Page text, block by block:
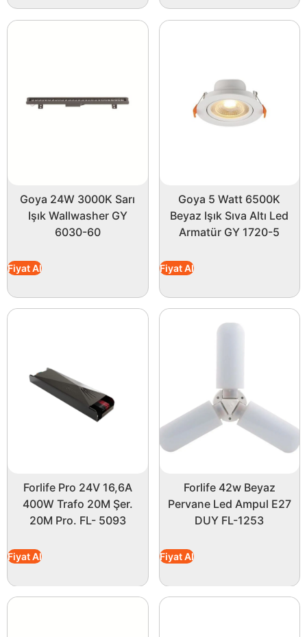
Goya 24W 3000K Sarı
Işık Wallwasher GY
6030-60
Fiyat Al
Goya 5 Watt 6500K
Beyaz Işık Sıva Altı Led
Armatür GY 1720-5
Fiyat Al
Forlife Pro 24V 16,6A
400W Trafo 20M Şer.
20M Pro. FL- 5093
Fiyat Al
Forlife 42w Beyaz
Pervane Led Ampul E27
DUY FL-1253
Fiyat Al